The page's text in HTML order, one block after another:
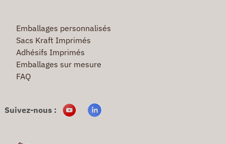
Emballages personnalisés
Sacs Kraft Imprimés
Adhésifs Imprimés
Emballages sur mesure
FAQ
Suivez-nous :